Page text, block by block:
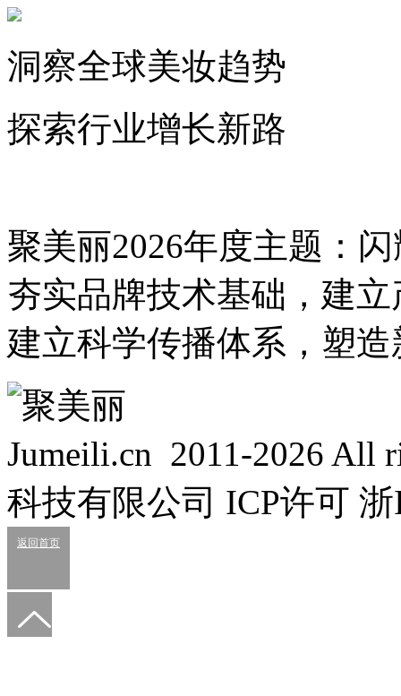
洞察全球美妆趋势
探索行业增长新路
聚美丽2026年度主题：
夯实品牌技术基础，建
建立科学传播体系，塑
Jumeili.cn 2011-2026 All
科技有限公司 ICP许可
返回首页